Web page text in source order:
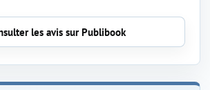
les avis sur Publibook